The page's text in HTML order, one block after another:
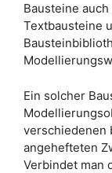
Bausteine
Textbausteine
Ein solcher
verschiedenen
angehefteten
Verbindet man